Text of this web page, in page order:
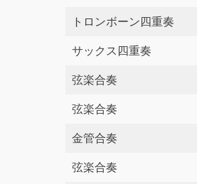
トロンボーン四重奏
サックス四重奏
弦楽合奏
弦楽合奏
金管合奏
弦楽合奏